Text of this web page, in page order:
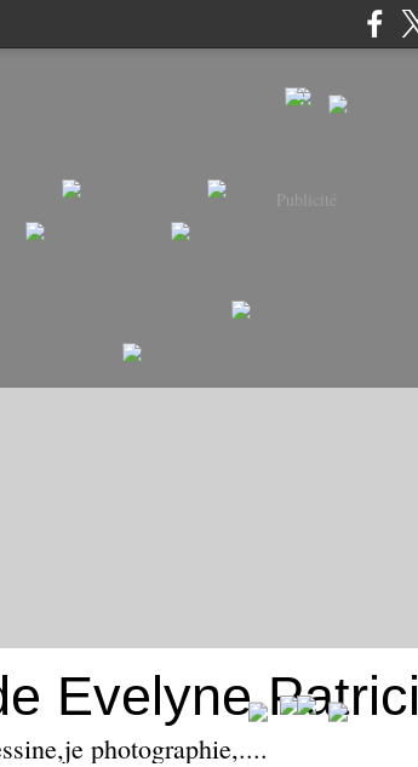
Publicité
Evelyne
photographie,....